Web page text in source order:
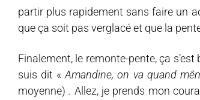
partir plus rapidement sans faire un
que ça soit pas verglacé et que la
Finalement, le remonte-pente, ça
suis dit «Amandine, on va quand
moyenne) . Allez, je prends mon